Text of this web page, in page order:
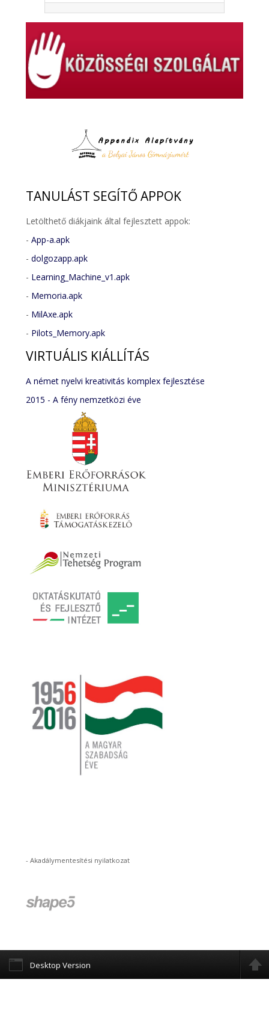
TANULÁST SEGÍTŐ APPOK
Letölthető diákjaink által fejlesztett appok:
-App-a.apk
-dolgozapp.apk
- Learning_Machine_v1.apk
- Memoria.apk
- MilAxe.apk
- Pilots_Memory.apk
VIRTUÁLIS KIÁLLÍTÁS
A német nyelvi kreativitás komplex fejlesztése
2015 - A fény nemzetközi éve
-Akadálymentesítési nyilatkozat
Desktop Version